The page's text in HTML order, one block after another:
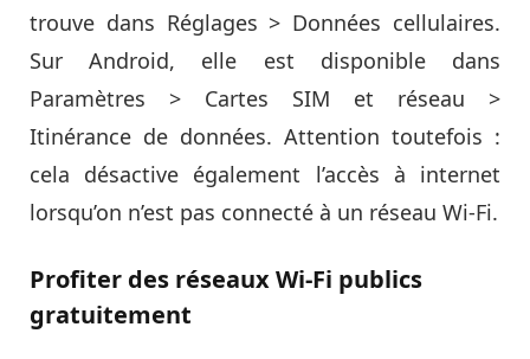
trouve dans Réglages > Données cellulaires.
Sur Android, elle est disponible dans
Paramètres > Cartes SIM et réseau >
Itinérance de données. Attention toutefois :
cela désactive également l’accès à internet
lorsqu’on n’est pas connecté à un réseau Wi-Fi.
Profiter des réseaux Wi-Fi publics
gratuitement